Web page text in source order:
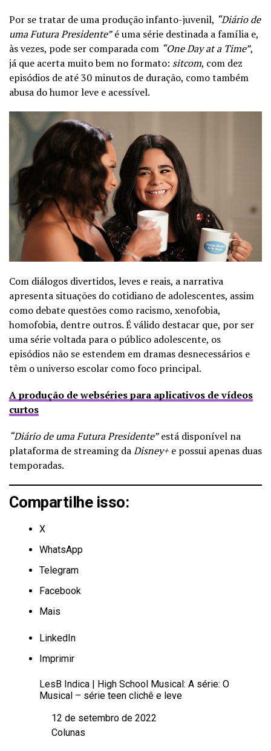
Por se tratar de uma produção infanto-juvenil, “Diário de
uma Futura Presidente”é uma série destinada a família e,
às vezes, pode ser comparada com “One Day at a Time”,
já que acerta muito bem no formato: sitcom, com dez
episódios de até 30 minutos de duração, como também
abusa do humor leve e acessível.
Com diálogos divertidos, leves e reais, a narrativa
apresenta situações do cotidiano de adolescentes, assim
como debate questões como racismo, xenofobia,
homofobia, dentre outros. É válido destacar que, por ser
uma série voltada para o público adolescente, os
episódios não se estendem em dramas desnecessários e
têm o universo escolar como foco principal.
A produção de webséries para aplicativos de vídeos
curtos
“Diário de uma Futura Presidente”está disponível na
plataforma de streaming daDisney+e possui apenas duas
temporadas.
Compartilhe isso:
X
WhatsApp
Telegram
Facebook
Mais
LinkedIn
Imprimir
LesB Indica | High School Musical: A série: O
Musical – série teen clichê e leve
Data12 de setembro de 2022
Em relação a
Colunas